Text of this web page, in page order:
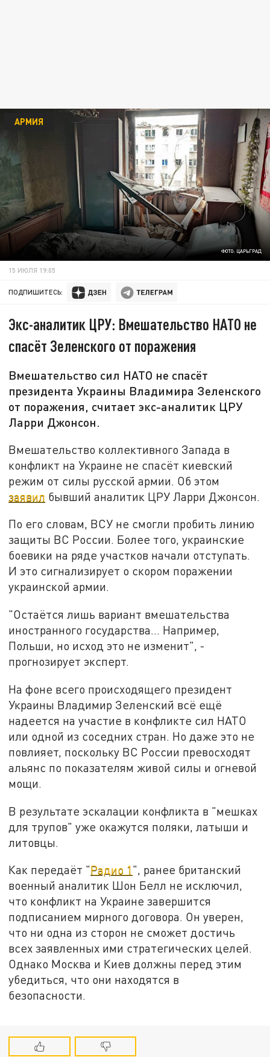
ФОТО: ЦАРЬГРАД
АРМИЯ
15 ИЮЛЯ 19:05
ПОДПИШИТЕСЬ:
Экс-аналитик ЦРУ: Вмешательство НАТО не
спасёт Зеленского от поражения
Вмешательство сил НАТО не спасёт
президента Украины Владимира Зеленского
от поражения, считает экс-аналитик ЦРУ
Ларри Джонсон.
Вмешательство коллективного Запада в
конфликт на Украине не спасёт киевский
режим от силы русской армии. Об этом
заявил бывший аналитик ЦРУ Ларри Джонсон.
По его словам, ВСУ не смогли пробить линию
защиты ВС России. Более того, украинские
боевики на ряде участков начали отступать.
И это сигнализирует о скором поражении
украинской армии.
"Остаётся лишь вариант вмешательства
иностранного государства... Например,
Польши, но исход это не изменит", -
прогнозирует эксперт.
На фоне всего происходящего президент
Украины Владимир Зеленский всё ещё
надеется на участие в конфликте сил НАТО
или одной из соседних стран. Но даже это не
повлияет, поскольку ВС России превосходят
альянс по показателям живой силы и огневой
мощи.
В результате эскалации конфликта в "мешках
для трупов" уже окажутся поляки, латыши и
литовцы.
Как передаёт "Радио 1", ранее британский
военный аналитик Шон Белл не исключил,
что конфликт на Украине завершится
подписанием мирного договора. Он уверен,
что ни одна из сторон не сможет достичь
всех заявленных ими стратегических целей.
Однако Москва и Киев должны перед этим
убедиться, что они находятся в
безопасности.